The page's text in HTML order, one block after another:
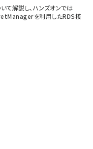
解説し、ハンズオンでは
を利用したRDS接